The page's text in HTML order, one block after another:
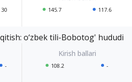
30 145.7 117.6
o‘zbek tili-Bobotog' hududi
- 108.2 -